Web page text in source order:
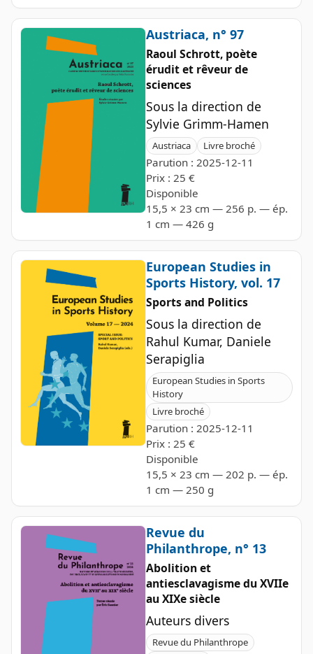
Austriaca, n° 97
Raoul Schrott, poète
érudit et rêveur de
sciences
Sous la direction de
Sylvie Grimm-Hamen
Austriaca Livre broché
Parution : 2025-12-11
Prix : 25 €
Disponible
15,5 × 23 cm — 256 p. — ép.
1 cm — 426 g
European Studies in
Sports History, vol. 17
Sports and Politics
Sous la direction de
Rahul Kumar, Daniele
Serapiglia
European Studies in Sports
History
Livre broché
Parution : 2025-12-11
Prix : 25 €
Disponible
15,5 × 23 cm — 202 p. — ép.
1 cm — 250 g
Revue du
Philanthrope, n° 13
Abolition et
antiesclavagisme du XVIIe
au XIXe siècle
Auteurs divers
Revue du Philanthrope